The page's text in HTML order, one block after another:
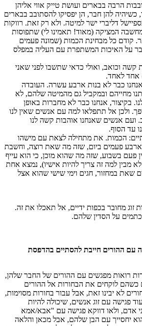
הרבה בבארים ועושת טייק אווי אליהן
כשיהיה להן חבר, הן יפסיקו להסתובב בבארים
דליברי ישר למיטה. ולא רק זאת. רווקות
המציקה (מאוד! תאמינו לי) שתפוסות
קודם כל מבחינת הכמות (שמונה פעמים
על האיכות המשתפרת עם העליה במפלס
קשה וכואב, ואולי כדאי שתשבו לפני שאני
אחד לאחד.
כבר לא בנות ארבע עשרה. העובדה
מחייהם ובמקביל גם מהמיטה שלהם, לא
בקיצור, אנחנו כבר לא מחברות באופן
ולכן אל תתפלאו למה עם אנשים שאין לנו
ועם אנשים שאנחנו אוהבות קשה לנו
עד הסוף.
הכמות. את מתחילה לצאת עם מישהו
פעמים ביום, שזה מה שאת רוצה, וחשבת
פעם בשבוע, שזה מה שהוא מוכן, כי הוא עייף
לא מבין למה זה צריך להיות אישיו), נמצא אחת
שאת במחזור, חגים וימי שישי שהוא אצל
מחובר בכפות ידיים, אל תאכלו את זה.
על הסדין שלהם.
4: "פגישה עם ההורים חייבת להסתיים בהדפסת
רואות מפגשים עם ההורים של החבר שלהן,
כשהם לוקחים את הבחורות אל ההורים
לא יבינו זאת, אבל עבור בחורות מסוימות,
פגישה עם זוג אנשים, שיכולה להיות
אדם, ולאו דווקא פגישה עם "אבא/אמא
יחסייך עם הבן שלהם, אבל מכאן והלאה